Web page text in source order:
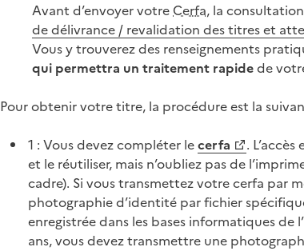
Avant d’envoyer votreCerfa, la
de délivrance / revalidation des titres et
Vous y trouverez des renseignements
qui permettra un traitement rapidede
Pour obtenir votre titre, la procédure est la
1 : Vous devez compléter lecerfa
.
et le réutiliser, mais n’oubliez pas de
cadre). Si vous transmettez votre cerfa par
photographie d’identité par fichier
enregistrée dans les bases informatiques
ans, vous devez transmettre une